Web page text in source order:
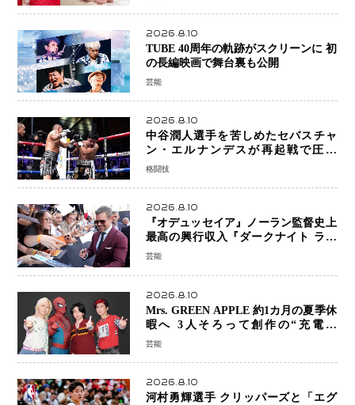
2026.8.10
TUBE 40周年の軌跡がスクリーンに 初
の長編映画で舞台裏も公開
芸能
2026.8.10
中谷潤人選手を苦しめたセバスチャ
ン・エルナンデスが再起戦で圧巻
KO 2回で相手を沈める…次戦は亀田
格闘技
2026.8.10
『オデュッセイア』ノーラン監督史上
最高の興行収入『ダークナイト ライ
ジング』超え、世界で11億ドル突破
芸能
2026.8.10
Mrs. GREEN APPLE 約1カ月の夏季休
暇へ 3人そろって創作の“充電期
間”「自分らしいインプットを」
芸能
2026.8.10
河村勇輝選手 クリッパーズと「エグ